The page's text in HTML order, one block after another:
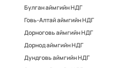
Булган аймгийн НДГ
Говь-Алтай аймгийн НДГ
Дорноговь аймгийн НДГ
Дорнод аймгийн НДГ
Дундговь аймгийн НДГ